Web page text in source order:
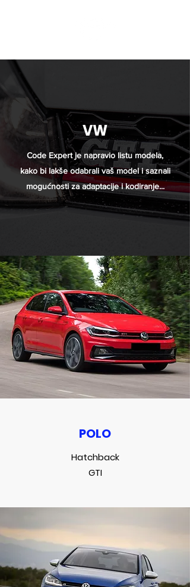
VW
Code Expert je napravio listu modela,
kako bi lakše odabrali vaš model i saznali
mogućnosti za adaptacije i kodiranje...
POLO
Hatchback
GTI